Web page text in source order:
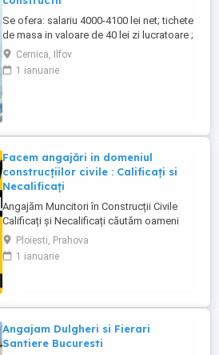
Se ofera: salariu 4000-4100 lei net; tichete
de masa in valoare de 40 lei zi lucratoare ;
asigurare privata de sanatate; decontare
transport; cazare pentru salariatii din
provincie; Ne situam pe platforma
Cernica, Ilfov
1 ianuarie
Facem angajări in domeniul
construcțiilor civile : Calificați si
Necalificați
Angajăm Muncitori în Construcții Civile
Calificați și Necalificați căutăm oameni
serioși, responsabili și implicați pentru
lucrări de calitate. Posturi disponibile:
Muncitori Calificați Polivalenți (cu
cunoștințe de bază ...
Ploiesti, Prahova
1 ianuarie
Angajam Dulgheri si Fierari
Santiere Bucuresti